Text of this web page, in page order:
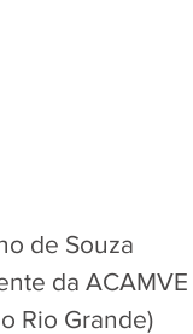
de Souza
da
Rio Grande)